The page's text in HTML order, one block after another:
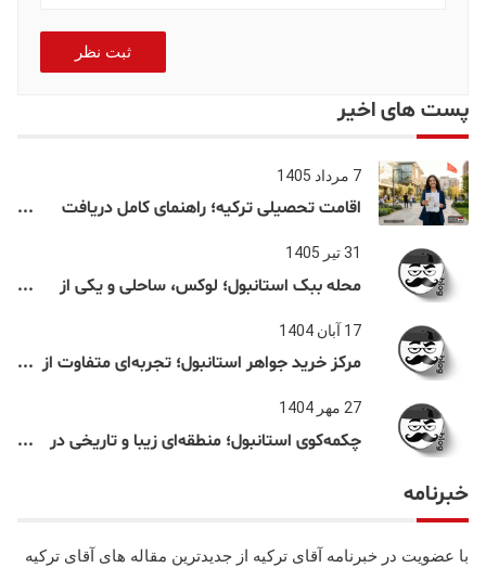
ثبت نظر
پست های اخیر
7 مرداد 1405
اقامت تحصیلی ترکیه؛ راهنمای کامل دریافت
31 تیر 1405
محله ببک استانبول؛ لوکس، ساحلی و یکی از
17 آبان 1404
مرکز خرید جواهر استانبول؛ تجربه‌ای متفاوت از
27 مهر 1404
چکمه‌کوی استانبول؛ منطقه‌ای زیبا و تاریخی در
خبرنامه
با عضویت در خبرنامه آقای ترکیه از جدیدترین مقاله های آقای ترکیه